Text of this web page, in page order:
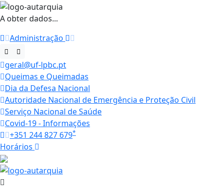
A obter dados...
Administração
geral@uf-lpbc.pt
Queimas e Queimadas
Dia da Defesa Nacional
Autoridade Nacional de Emergência e Proteção Civil
Serviço Nacional de Saúde
Covid-19 - Informações
+351 244 827 679*
Horários